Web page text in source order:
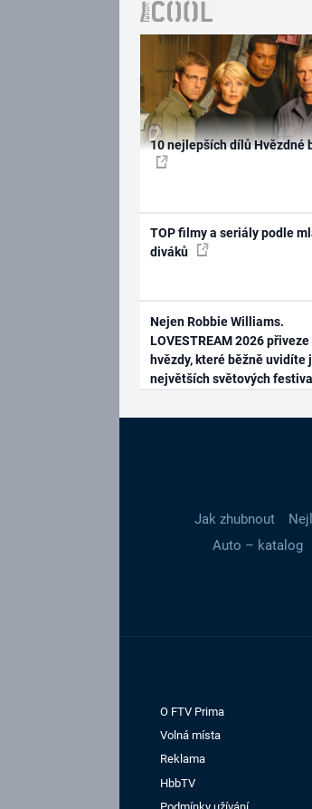
10 nejlepších dílů Hvězdné
TOP filmy a seriály podle
diváků
Nejen Robbie Williams.
LOVESTREAM 2026 přiveze
hvězdy, které běžně uvidíte
největších světových
Jak zhubnout
Auto – katalog
O FTV Prima
Volná místa
Reklama
HbbTV